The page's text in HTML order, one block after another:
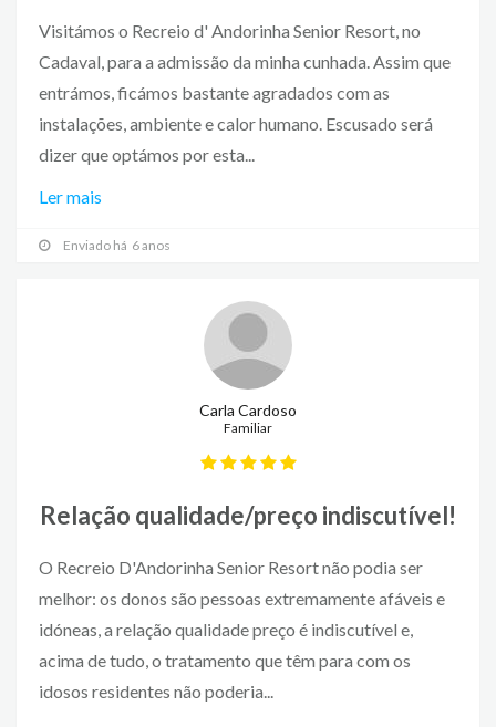
Visitámos o Recreio d' Andorinha Senior Resort, no
Cadaval, para a admissão da minha cunhada. Assim que
entrámos, ficámos bastante agradados com as
instalações, ambiente e calor humano. Escusado será
dizer que optámos por esta...
Ler mais
Enviado há 6 anos
Carla Cardoso
Familiar
Relação qualidade/preço indiscutível!
O Recreio D'Andorinha Senior Resort não podia ser
melhor: os donos são pessoas extremamente afáveis e
idóneas, a relação qualidade preço é indiscutível e,
acima de tudo, o tratamento que têm para com os
idosos residentes não poderia...